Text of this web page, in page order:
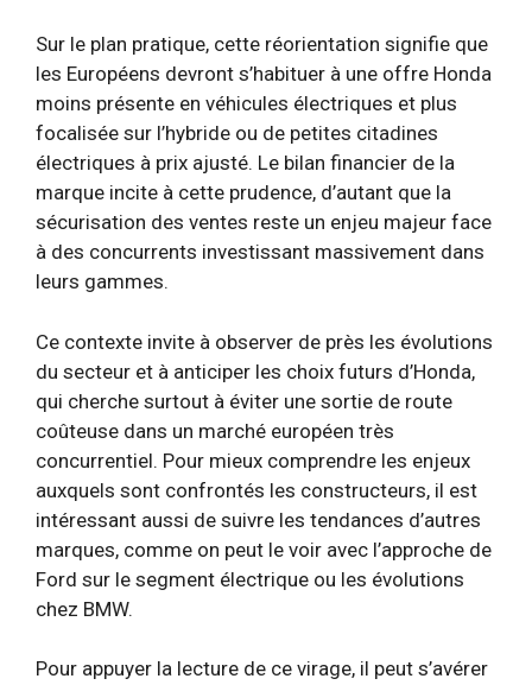
Sur le plan pratique, cette réorientation signifie que
les Européens devront s’habituer à une offre Honda
moins présente en véhicules électriques et plus
focalisée sur l’hybride ou de petites citadines
électriques à prix ajusté. Le bilan financier de la
marque incite à cette prudence, d’autant que la
sécurisation des ventes reste un enjeu majeur face
à des concurrents investissant massivement dans
leurs gammes.
Ce contexte invite à observer de près les évolutions
du secteur et à anticiper les choix futurs d’Honda,
qui cherche surtout à éviter une sortie de route
coûteuse dans un marché européen très
concurrentiel. Pour mieux comprendre les enjeux
auxquels sont confrontés les constructeurs, il est
intéressant aussi de suivre les tendances d’autres
marques, comme on peut le voir avec l’approche de
Ford sur le segment électrique ou les évolutions
chez BMW.
Pour appuyer la lecture de ce virage, il peut s’avérer